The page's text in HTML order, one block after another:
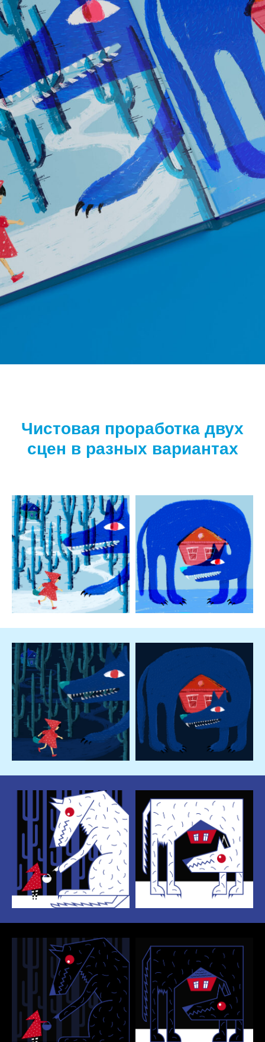
Чистовая проработка двух
сцен в разных вариантах